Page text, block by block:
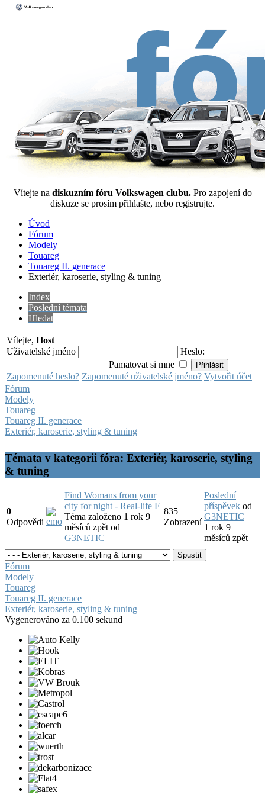
Vítejte na diskuzním fóru Volkswagen clubu. Pro zapojení do
diskuze se prosím přihlašte, nebo registrujte.
Úvod
Fórum
Modely
Touareg
Touareg II. generace
Exteriér, karoserie, styling & tuning
Index
Poslední témata
Hledat
Vítejte, Host
Uživatelské jméno
Heslo:
Pamatovat si mne
Zapomenuté heslo? Zapomenuté uživatelské jméno? Vytvořit účet
Fórum
Modely
Touareg
Touareg II. generace
Exteriér, karoserie, styling & tuning
Témata v kategorii fóra: Exteriér, karoserie, styling
& tuning
0
Odpovědi
Find Womans from your
city for night - Real-life F
Téma založeno 1 rok 9
měsíců zpětod
G3NETIC
835
Zobrazení
Poslední
příspěvek od
G3NETIC
1 rok 9
měsíců zpět
Fórum
Modely
Touareg
Touareg II. generace
Exteriér, karoserie, styling & tuning
Vygenerováno za 0.100 sekund